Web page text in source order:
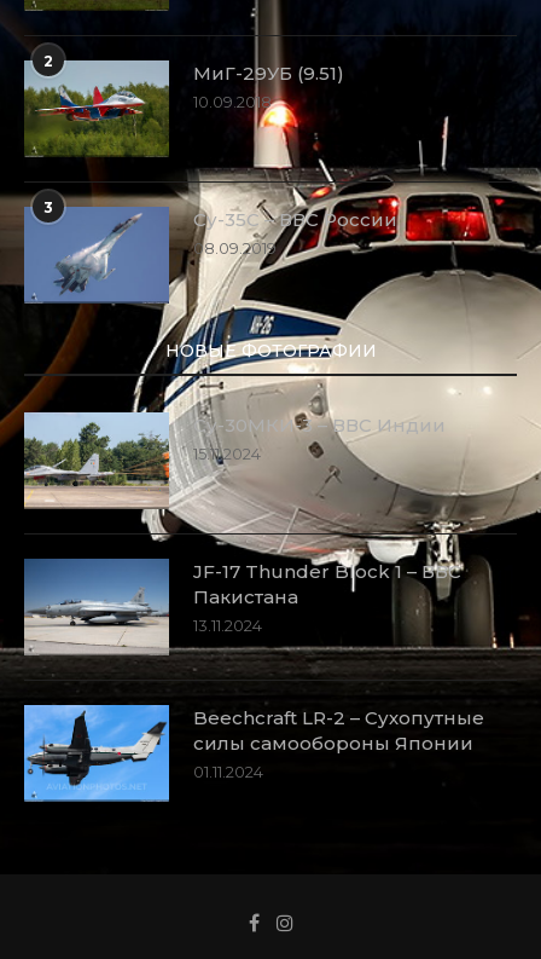
2
МиГ-29УБ (9.51)
10.09.2018
3
Су-35С – ВВС России
08.09.2019
НОВЫЕ ФОТОГРАФИИ
Су-30МКИ-3 – ВВС Индии
15.11.2024
JF-17 Thunder Block 1 – ВВС
Пакистана
13.11.2024
Beechcraft LR-2 – Сухопутные
силы самообороны Японии
01.11.2024